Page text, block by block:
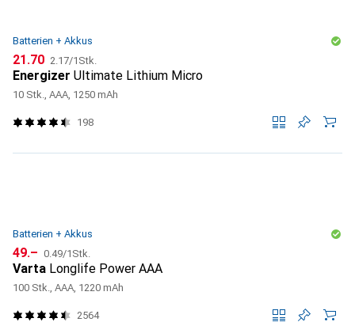
Batterien + Akkus
CHF
21.70 CHF
2.17/1Stk.
Energizer Ultimate Lithium Micro
10 Stk., AAA, 1250 mAh
198
Batterien + Akkus
CHF
49.– CHF
0.49/1Stk.
Varta Longlife Power AAA
100 Stk., AAA, 1220 mAh
2564